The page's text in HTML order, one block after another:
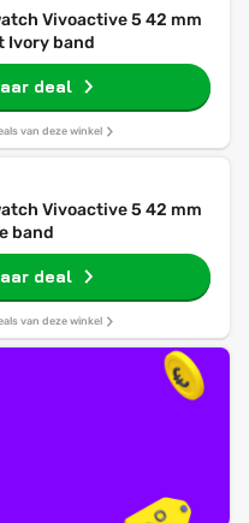
Vivoactive 5 42 mm
Ivory band
deal
van deze winkel
Vivoactive 5 42 mm
band
deal
van deze winkel